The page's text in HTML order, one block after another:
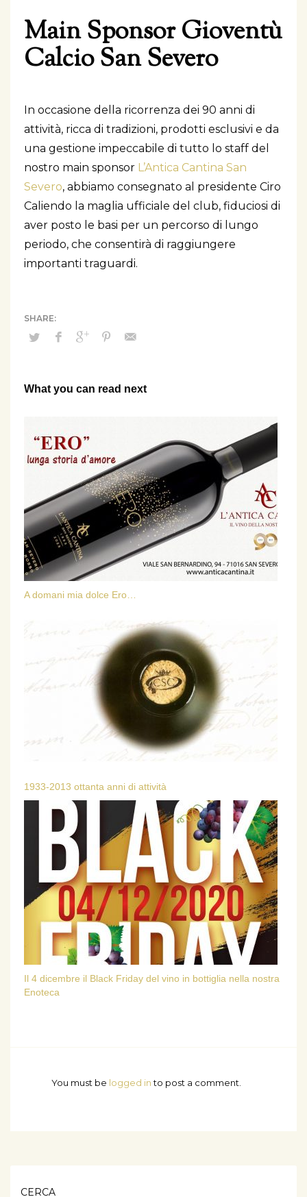
Main Sponsor Gioventù
Calcio San Severo
In occasione della ricorrenza dei 90 anni di
attività, ricca di tradizioni, prodotti esclusivi e da
una gestione impeccabile di tutto lo staff del
nostro main sponsor L’Antica Cantina San
Severo, abbiamo consegnato al presidente Ciro
Caliendo la maglia ufficiale del club, fiduciosi di
aver posto le basi per un percorso di lungo
periodo, che consentirà di raggiungere
importanti traguardi.
What you can read next
A domani mia dolce Ero…
1933-2013 ottanta anni di attività
Il 4 dicembre il Black Friday del vino in bottiglia nella nostra
Enoteca
You must be logged into post a comment.
CERCA